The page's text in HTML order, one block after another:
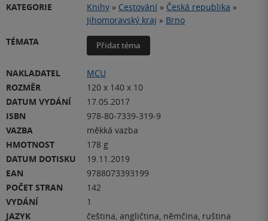
KATEGORIE Knihy » Cestování » Česká republika »
Jihomoravský kraj » Brno
TÉMATA
Přidat téma
NAKLADATEL
MCU
ROZMĚR
120 x 140 x 10
DATUM VYDÁNÍ
17.05.2017
ISBN
978-80-7339-319-9
VAZBA
měkká vazba
HMOTNOST
178 g
DATUM DOTISKU
19.11.2019
EAN
9788073393199
POČET STRAN
142
VYDÁNÍ
1
JAZYK
čeština, angličtina, němčina, ruština